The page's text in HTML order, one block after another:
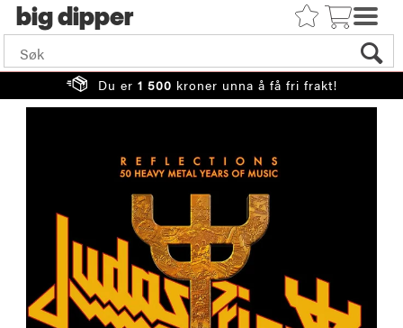
big
Du er 1 500 kroner unna å få fri frakt!